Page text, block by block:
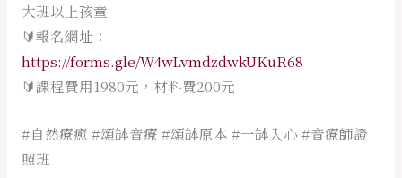
大班以上孩童
🔰報名網址：
https://forms.gle/W4wLvmdzdwkUKuR68
🔰課程費用1980元，材料費200元
#自然療癒 #頌缽音療 #頌缽原本 #一缽入心 #音療師證
照班